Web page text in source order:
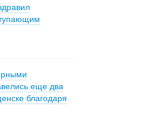
еще два
благодаря